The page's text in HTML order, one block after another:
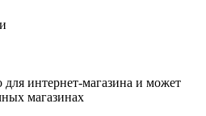
для интернет-магазина и может
магазинах